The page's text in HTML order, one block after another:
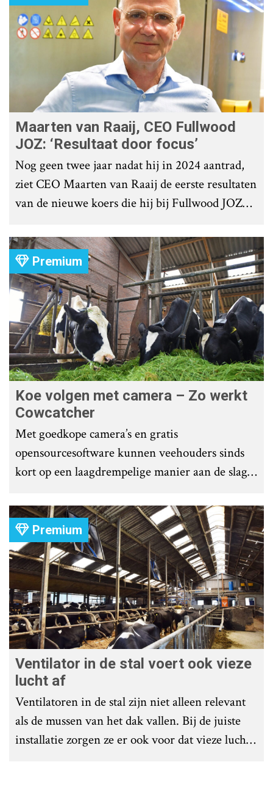
Maarten van Raaij, CEO Fullwood
JOZ: ‘Resultaat door focus’
Nog geen twee jaar nadat hij in 2024 aantrad,
ziet CEO Maarten van Raaij de eerste resultaten
van de nieuwe koers die hij bij Fullwood JOZ
Premium
Koe volgen met camera – Zo werkt
Cowcatcher
Met goedkope camera’s en gratis
opensourcesoftware kunnen veehouders sinds
kort op een laagdrempelige manier aan de slag
komt er zoal bij kijken?
Premium
Ventilator in de stal voert ook vieze
lucht af
Ventilatoren in de stal zijn niet alleen relevant
als de mussen van het dak vallen. Bij de juiste
installatie zorgen ze er ook voor dat vieze lucht